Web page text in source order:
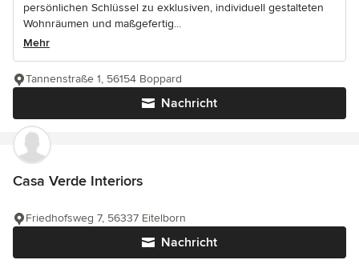
persönlichen Schlüssel zu exklusiven, individuell gestalteten
Wohnräumen und maßgefertig...
Mehr
Nachricht
Tannenstraße 1, 56154 Boppard
Casa Verde Interiors
Nachricht
Friedhofsweg 7, 56337 Eitelborn